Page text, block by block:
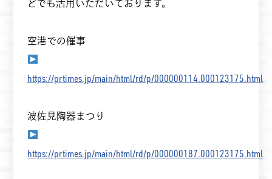
どでも活用いただいております。
空港での催事
https://prtimes.jp/main/html/rd/p/000000114.000123175.html
波佐見陶器まつり
https://prtimes.jp/main/html/rd/p/000000187.000123175.html